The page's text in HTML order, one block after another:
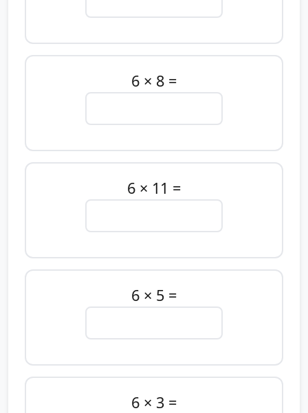
6 × 8 =
6 × 11 =
6 × 5 =
6 × 3 =